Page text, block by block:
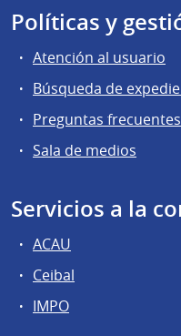
Políticas y
Atención al usuario
Búsqueda de
Preguntas frecuentes
Sala de medios
Servicios a la
ACAU
Ceibal
IMPO